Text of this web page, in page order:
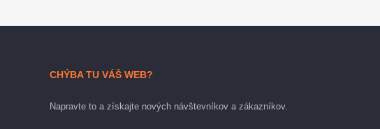
CHÝBA TU VÁŠ WEB?
Napravte to a získajte nových návštevníkov a zákazníkov.